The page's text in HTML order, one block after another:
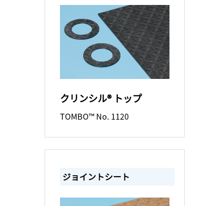
クリンシル® トップ
TOMBO™ No. 1120
ジョイントシート